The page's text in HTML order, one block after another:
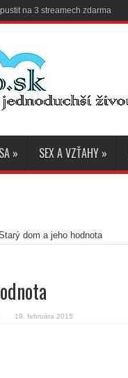
na 3 streamech zdarma
» SEX A VZŤAHY »
dom a jeho hodnota
19. februára 2015